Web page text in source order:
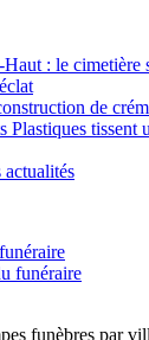
: le cimetière
de
Plastiques tissent
actualités
funéraire
funèbres par